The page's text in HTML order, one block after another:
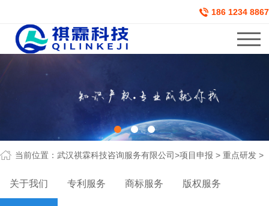
186 1234 8867
当前位置： 武汉祺霖科技咨询服务有限公司>项目申报 > 重点研发 >
关于我们 专利服务 商标服务 版权服务